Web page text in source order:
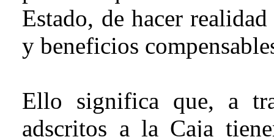
Estado, de hacer
y beneficios
Ello significa que, a
adscritos a la Caja